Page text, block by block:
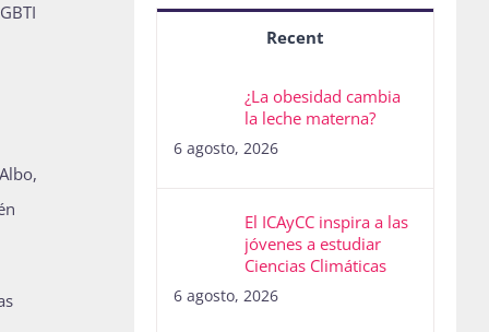
Recent
¿La obesidad cambia
la leche materna?
6 agosto, 2026
El ICAyCC inspira a las
jóvenes a estudiar
Ciencias Climáticas
6 agosto, 2026